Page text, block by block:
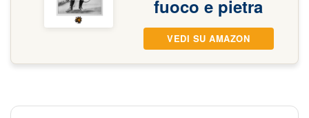
fuoco e pietra
VEDI SU AMAZON